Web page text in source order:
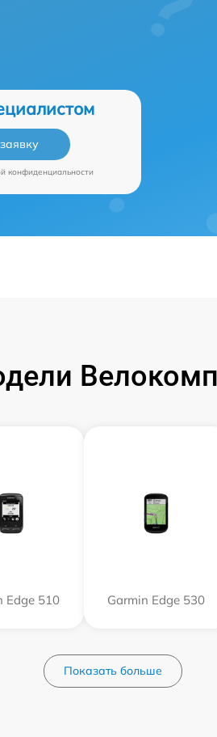
конфиденциальности
Edge 510 Garmin Edge 530
Показать больше